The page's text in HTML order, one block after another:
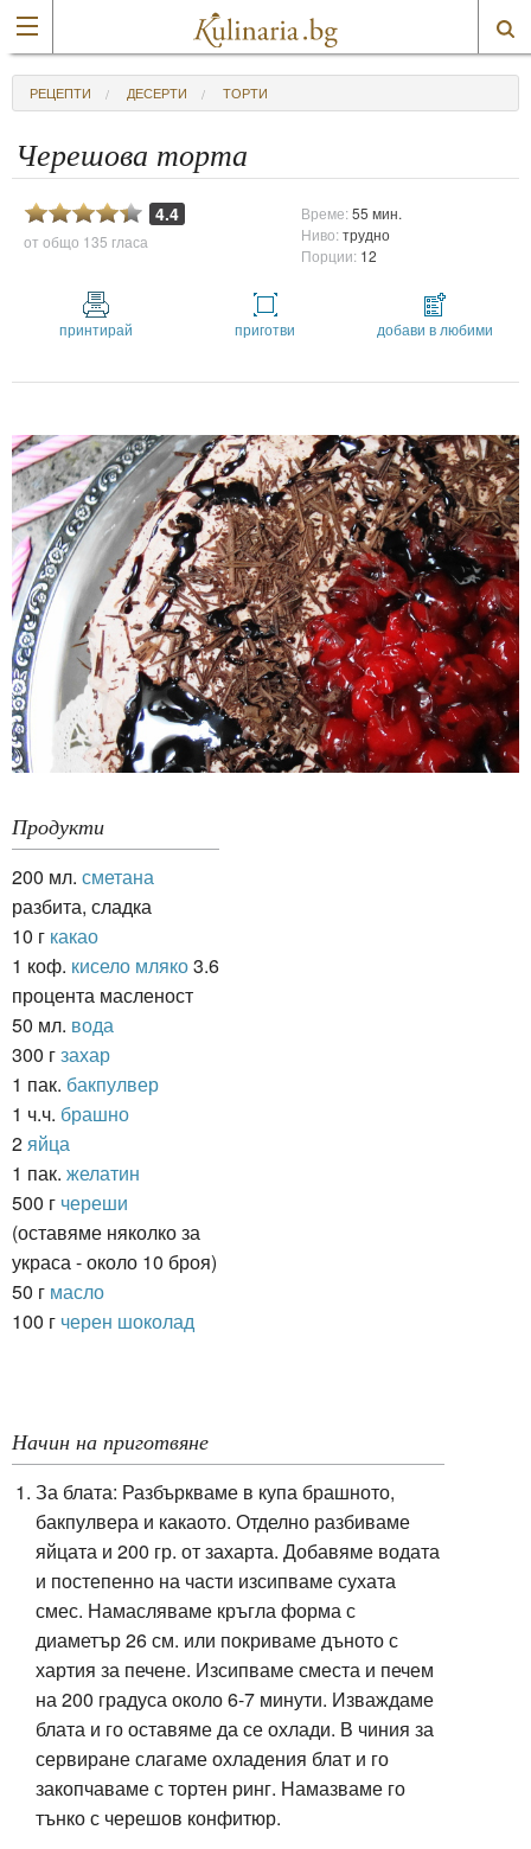
РЕЦЕПТИ ДЕСЕРТИ ТОРТИ
Черешова торта
4.4
от общо 135 гласа
Време:55 мин.
Ниво:трудно
Порции: 12
принтирай приготви добави в любими
Продукти
200 мл. сметана
разбита, сладка
10 г какао
1 коф. кисело мляко3.6
процента масленост
50 мл. вода
300 гзахар
1 пак. бакпулвер
1 ч.ч. брашно
2 яйца
1 пак. желатин
500 г череши
(оставяме няколко за
украса - около 10 броя)
50 г масло
100 г черен шоколад
Начин на приготвяне
За блата: Разбъркваме в купа брашното,
бакпулвера и какаото. Отделно разбиваме
яйцата и 200 гр. от захарта. Добавяме водата
и постепенно на части изсипваме сухата
смес. Намасляваме кръгла форма с
диаметър 26 см. или покриваме дъното с
хартия за печене. Изсипваме сместа и печем
на 200 градуса около 6-7 минути. Изваждаме
блата и го оставяме да се охлади. В чиния за
сервиране слагаме охладения блат и го
закопчаваме с тортен ринг. Намазваме го
тънко с черешов конфитюр.